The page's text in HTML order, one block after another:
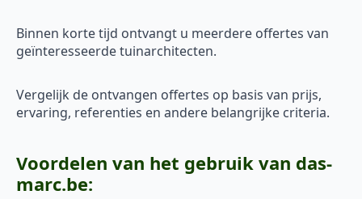
Binnen korte tijd ontvangt u meerdere offertes van
geïnteresseerde tuinarchitecten.
Vergelijk de ontvangen offertes op basis van prijs,
ervaring, referenties en andere belangrijke criteria.
Voordelen van het gebruik van das-
marc.be: